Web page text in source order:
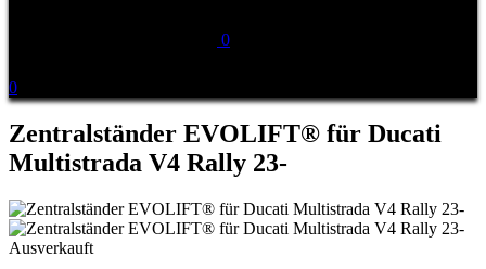
0
0
Zentralständer EVOLIFT® für Ducati
Multistrada V4 Rally 23-
Ausverkauft